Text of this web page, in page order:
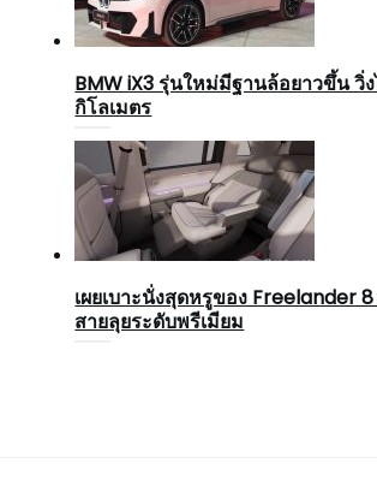
BMW iX3 รุ่นใหม่มีฐานล้อยาวขึ้น วิ่
กิโลเมตร
เผยเบาะนั่งสุดหรูของ Freelander
สายลุยระดับพรีเมียม